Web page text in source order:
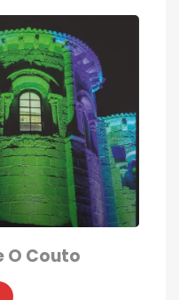
O Couto